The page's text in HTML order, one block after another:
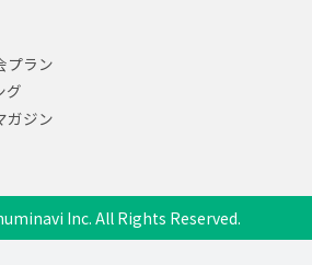
プラン
グ
ガジン
Inc. All Rights Reserved.